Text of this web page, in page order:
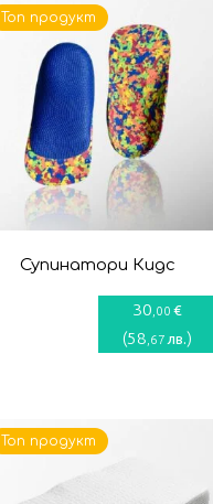
Супинатори Кидс
30 ,00 €
(58 ,67 лв.)
Топ продукт
Топ продукт